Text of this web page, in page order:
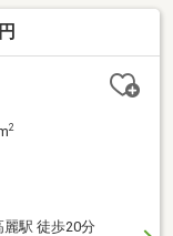
ート飯能武蔵丘店
着田（1600ｍ）
2
駅 徒歩20分